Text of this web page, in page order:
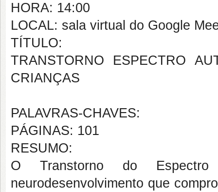
HORA: 14:00
LOCAL: sala virtual do Google
TÍTULO:
TRANSTORNO ESPECTRO
CRIANÇAS
PALAVRAS-CHAVES:
PÁGINAS: 101
RESUMO:
O Transtorno do
neurodesenvolvimento que